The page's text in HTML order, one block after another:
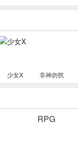
少女X 非神勿扰
RPG